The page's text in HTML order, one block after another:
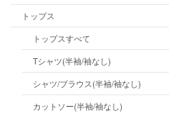
トップス
トップスすべて
Tシャツ(半袖/袖なし)
シャツ/ブラウス(半袖/袖なし)
カットソー(半袖/袖なし)